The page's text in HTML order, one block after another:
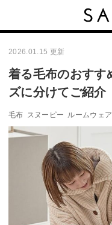
2026.01.15 更新
着る毛布のおすす
ズに分けてご紹介
毛布 スヌーピー ルームウェア